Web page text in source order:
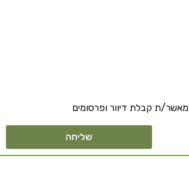
מאשר/ת קבלת דיוור ופרסומים
שליחה